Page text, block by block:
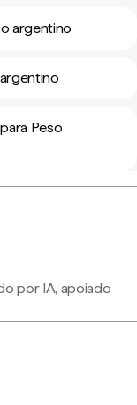
argentino
Peso
por IA, apoiado